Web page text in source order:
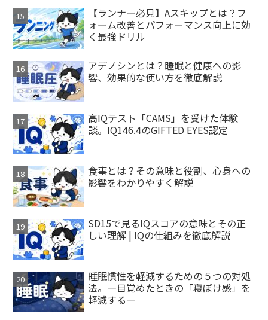
【ランナー必見】Aスキップとは？フ
ォーム改善とパフォーマンス向上に効
く最強ドリル
アデノシンとは？睡眠と健康への影
響、効果的な使い方を徹底解説
高IQテスト「CAMS」を受けた体験
談。IQ146.4のGIFTED EYES認定
食事とは？その意味と役割、心身への
影響をわかりやすく解説
SD15で見るIQスコアの意味とその正
しい理解 | IQの仕組みを徹底解説
睡眠慣性を軽減するための５つの対処
法。―目覚めたときの「寝ぼけ感」を
軽減する―